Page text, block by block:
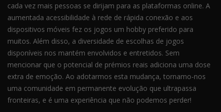
cada vez mais pessoas se dirijam para as plataformas online. A
aumentada acessibilidade à rede de rápida conexão e aos
dispositivos móveis fez os jogos um hobby preferido para
muitos. Além disso, a diversidade de escolhas de jogos
disponíveis nos mantém envolvidos e entretidos. Sem
mencionar que o potencial de prémios reais adiciona uma dose
extra de emoção. Ao adotarmos esta mudança, tornamo-nos
uma comunidade em permanente evolução que ultrapassa
fronteiras, e é uma experiência que não podemos perder!